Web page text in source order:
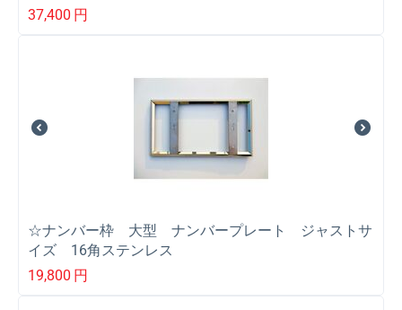
37,400 円
☆ナンバー枠 大型 ナンバープレート ジャストサ
イズ 16角ステンレス
19,800 円